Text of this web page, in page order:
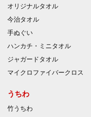
オリジナルタオル
今治タオル
手ぬぐい
ハンカチ・ミニタオル
ジャガードタオル
マイクロファイバークロス
うちわ
竹うちわ